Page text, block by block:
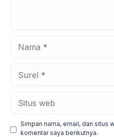
web
Simpan nama, email, dan situs
komentar saya berikutnya.